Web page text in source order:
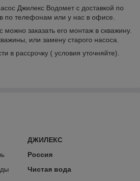
Джилекс Водомет с доставкой по
по телефонам или у нас в офисе.
заказать его монтаж в скважину.
или замену старого насоса.
в рассрочку ( условия уточняйте).
ДЖИЛЕКС
Россия
Чистая вода